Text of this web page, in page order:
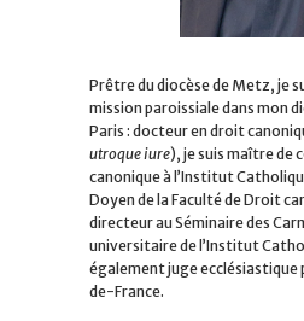
Prêtre du diocèse de Metz, je
mission paroissiale dans mon
Paris : docteur en droit
utroque iure), je suis maître de
canonique à l’Institut
Doyen de la Faculté de Droit
directeur au Séminaire des
universitaire de l’Institut
également juge ecclésiastique
de-France.